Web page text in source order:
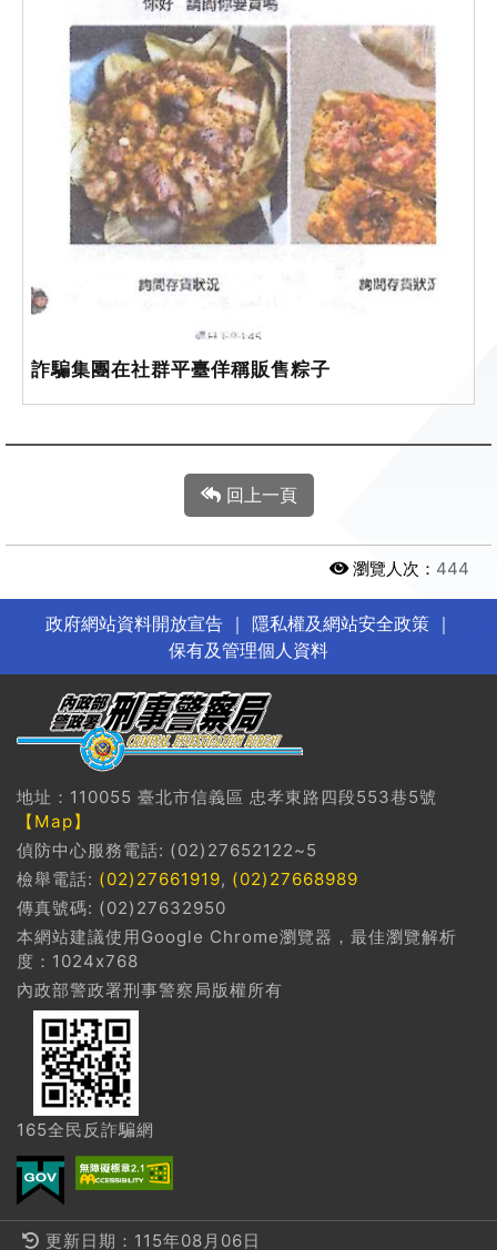
詐騙集團在社群平臺佯稱販售粽子
回上一頁
瀏覽人次： 444
政府網站資料開放宣告｜ 隱私權及網站安全政策｜
保有及管理個人資料
地址：110055 臺北市信義區 忠孝東路四段553巷5號
【Map】
偵防中心服務電話: (02)27652122~5
檢舉電話: (02)27661919, (02)27668989
傳真號碼: (02)27632950
本網站建議使用Google Chrome瀏覽器，最佳瀏覽解析
度：1024x768
內政部警政署刑事警察局版權所有
165全民反詐騙網
更新日期：115年08月06日